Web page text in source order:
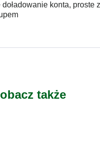
konta, proste
także